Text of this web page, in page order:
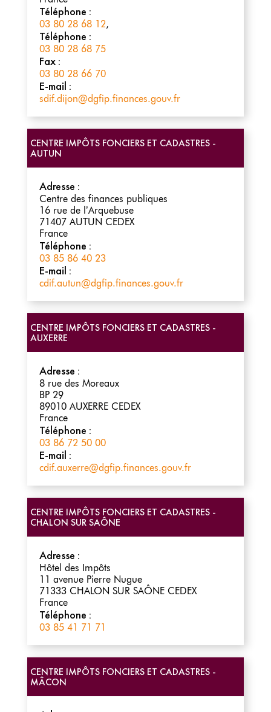
Téléphone :
03 80 28 68 12,
Téléphone :
03 80 28 68 75
Fax :
03 80 28 66 70
E-mail :
sdif.dijon@dgfip.finances.gouv.fr
CENTRE IMPÔTS FONCIERS ET CADASTRES -
AUTUN
Adresse :
Centre des finances publiques
16 rue de l’Arquebuse
71407 AUTUN CEDEX
France
Téléphone :
03 85 86 40 23
E-mail :
cdif.autun@dgfip.finances.gouv.fr
CENTRE IMPÔTS FONCIERS ET CADASTRES -
AUXERRE
Adresse :
8 rue des Moreaux
BP 29
89010 AUXERRE CEDEX
France
Téléphone :
03 86 72 50 00
E-mail :
cdif.auxerre@dgfip.finances.gouv.fr
CENTRE IMPÔTS FONCIERS ET CADASTRES -
CHALON SUR SAÔNE
Adresse :
Hôtel des Impôts
11 avenue Pierre Nugue
71333 CHALON SUR SAÔNE CEDEX
France
Téléphone :
03 85 41 71 71
CENTRE IMPÔTS FONCIERS ET CADASTRES -
MÂCON